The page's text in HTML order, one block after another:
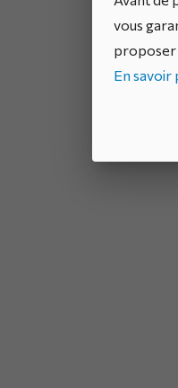
vous
proposer
En savoir